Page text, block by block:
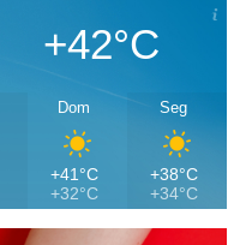
+42°C
Dom
+41°C
+32°C
Seg
+38°C
+34°C